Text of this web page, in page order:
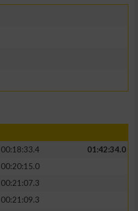
00:18:33.4
01:42:34.0
00:20:15.0
00:21:07.3
00:21:09.3